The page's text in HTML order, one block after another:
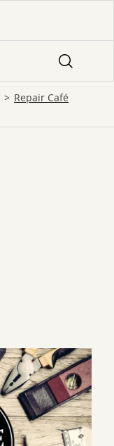
Repair Café